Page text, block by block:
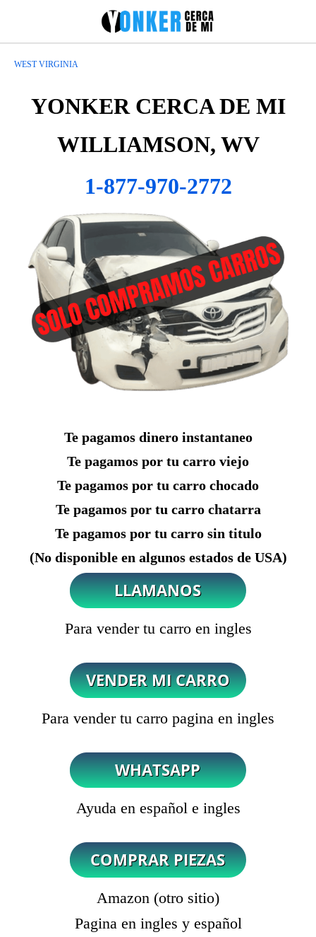
WEST VIRGINIA
YONKER CERCA DE MI
WILLIAMSON, WV
1-877-970-2772
Te pagamos dinero instantaneo
Te pagamos por tu carro viejo
Te pagamos por tu carro chocado
Te pagamos por tu carro chatarra
Te pagamos por tu carro sin titulo
(No disponible en algunos estados de USA)
Para vender tu carro en ingles
Para vender tu carro pagina en ingles
Ayuda en español e ingles
Amazon (otro sitio)
Pagina en ingles y español